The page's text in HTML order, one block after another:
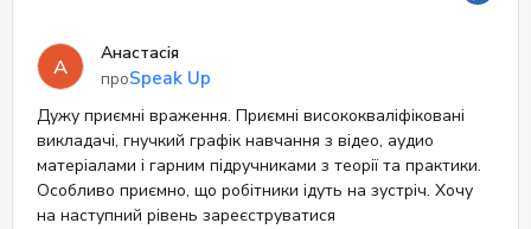
А
Анастасія
проSpeak Up
Дужу приємні враження. Приємні висококваліфіковані
викладачі, гнучкий графік навчання з відео, аудио
матеріалами і гарним підручниками з теорії та практики.
Особливо приємно, що робітники ідуть на зустріч. Хочу
на наступний рівень зареєструватися